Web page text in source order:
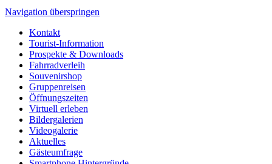
Navigation überspringen
Kontakt
Tourist-Information
Prospekte & Downloads
Fahrradverleih
Souvenirshop
Gruppenreisen
Öffnungszeiten
Virtuell erleben
Bildergalerien
Videogalerie
Aktuelles
Gästeumfrage